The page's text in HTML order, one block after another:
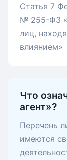
Статья 7
№ 255-ФЗ
лиц,
влиянием»
Что
агент»?
Перечень
имеются